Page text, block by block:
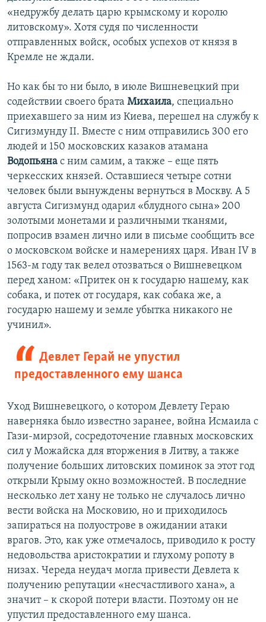
«недружбу делать царю крымскому и королю
литовскому». Хотя судя по численности
отправленных войск, особых успехов от князя в
Кремле не ждали.
Но как бы то ни было, в июле Вишневецкий при
содействии своего брата Михаила, специально
приехавшего за ним из Киева, перешел на службу к
Сигизмунду II. Вместе с ним отправились 300 его
людей и 150 московских казаков атамана
Водопьяна с ним самим, а также – еще пять
черкесских князей. Оставшиеся четыре сотни
человек были вынуждены вернуться в Москву. А 5
августа Сигизмунд одарил «блудного сына» 200
золотыми монетами и различными тканями,
попросив взамен лично или в письме сообщить все
о московском войске и намерениях царя. Иван IV в
1563-м году так велел отозваться о Вишневецком
перед ханом: «Притек он к государю нашему, как
собака, и потек от государя, как собака же, а
государю нашему и земле убытка никакого не
учинил».
Девлет Герай не упустил
предоставленного ему шанса
Уход Вишневецкого, о котором Девлету Гераю
наверняка было известно заранее, война Исмаила с
Гази-мирзой, сосредоточение главных московских
сил у Можайска для вторжения в Литву, а также
получение больших литовских поминок за этот год
открыли Крыму окно возможностей. В последние
несколько лет хану не только не случалось лично
вести войска на Московию, но и приходилось
запираться на полуострове в ожидании атаки
врагов. Это, как уже отмечалось, приводило к росту
недовольства аристократии и глухому ропоту в
низах. Череда неудач могла привести Девлета к
получению репутации «несчастливого хана», а
значит – к скорой потери власти. Поэтому он не
упустил предоставленного ему шанса.